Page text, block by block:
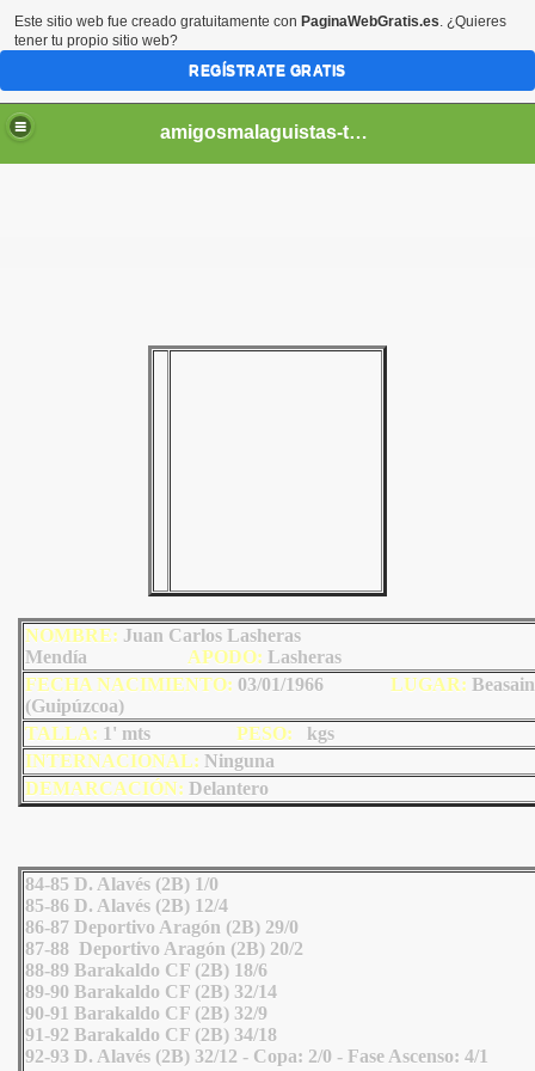
amigosmalaguistas-temporadas
NOMBRE: Juan Carlos Lasheras
Mendía APODO: Lasheras
FECHA NACIMIENTO: 03/01/1966 LUGAR: Beasain
(Guipúzcoa)
TALLA: 1' mts PESO:
kgs
INTERNACIONAL: Ninguna
DEMARCACIÓN: Delantero
84-85 D. Alavés (2B) 1/0
85-86 D. Alavés (2B) 12/4
86-87 Deportivo Aragón (2B) 29/0
87-88 Deportivo Aragón (2B) 20/2
88-89 Barakaldo CF (2B) 18/6
89-90 Barakaldo CF (2B) 32/14
90-91 Barakaldo CF (2B) 32/9
91-92 Barakaldo CF (2B) 34/18
92-93 D. Alavés (2B) 32/12 - Copa: 2/0 - Fase Ascenso: 4/1
Este sitio web fue creado gratuitamente con PaginaWebGratis.es. ¿Quieres
tener tu propio sitio web?
REGÍSTRATE GRATIS